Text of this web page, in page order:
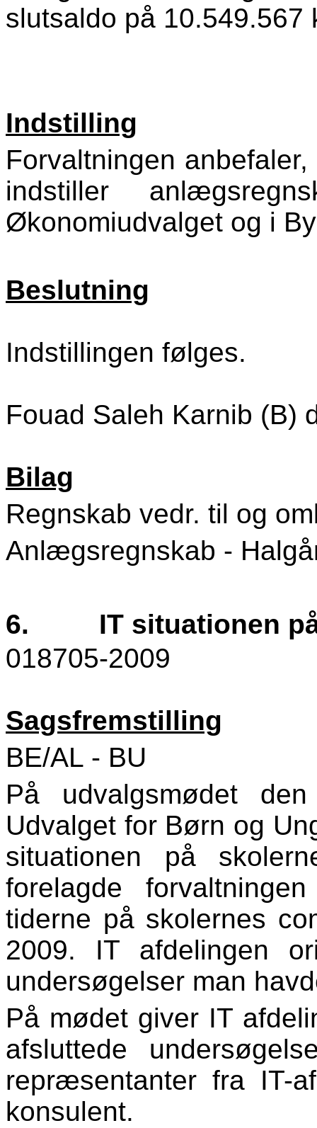
slutsaldo på 10.549.567
Indstilling
Forvaltningen
indstiller
Økonomiudvalget og i
Beslutning
Indstillingen følges.
Fouad Saleh Karnib (B)
Bilag
Regnskab vedr. til og
Anlægsregnskab -
6.
IT situationen
018705-2009
Sagsfremstilling
BE/AL - BU
På udvalgsmødet
Udvalget for Børn og
situationen på
forelagde
tiderne på skolernes
2009. IT afdelingen
undersøgelser man
På mødet giver IT
afsluttede
repræsentanter fra IT-
konsulent.